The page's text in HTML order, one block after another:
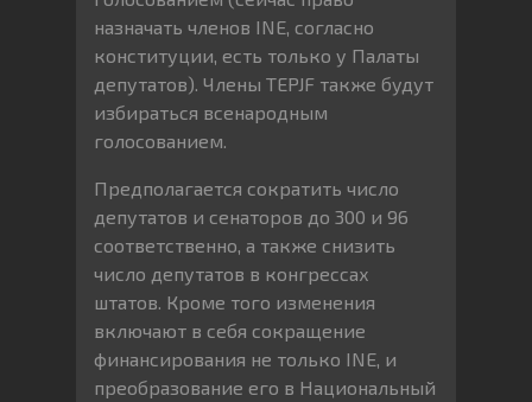
назначать членов INE, согласно
конституции, есть только у Палаты
депутатов). Члены TEPJF также будут
избираться всенародным
голосованием.
Предполагается сократить число
депутатов и сенаторов до 300 и 96
соответственно, а также снизить
число депутатов в конгрессах
штатов. Кроме того изменения
включают в себя сокращение
финансирования не только INE, и
преобразование его в Национальный